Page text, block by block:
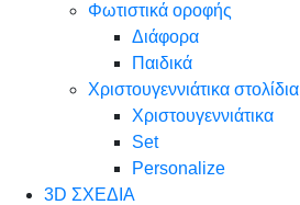
Φωτιστικά οροφής
Διάφορα
Παιδικά
Χριστουγεννιάτικα στολίδια
Χριστουγεννιάτικα
Set
Personalize
3D ΣΧΕΔΙΑ